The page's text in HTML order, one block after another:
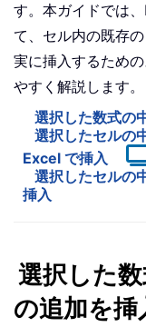
す。本ガイドでは
て、セル内の既存
実に挿入するため
やすく解説します。
選択した数式の
選択したセルの
Excel で挿入
選択したセルの
挿入
選択した
の追加を挿